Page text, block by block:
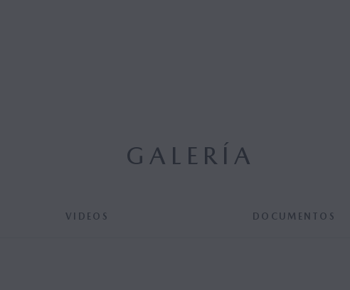
GALERÍA
VIDEOS DOCUMENTOS